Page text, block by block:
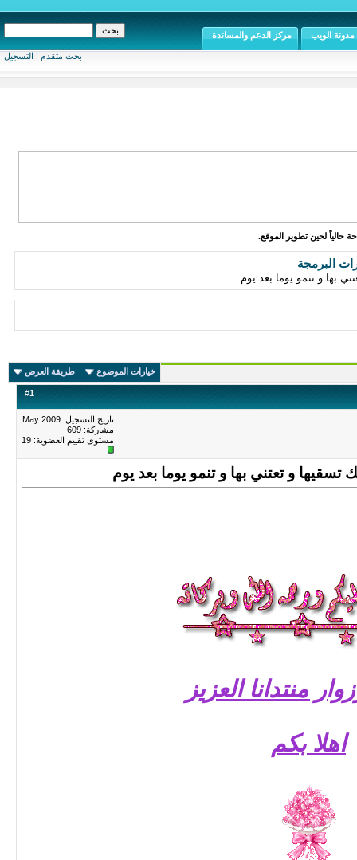
بحث متقدم | التسجيل
مدونة الويب مركز الدعم والمساندة
حالياً لحين تطوير الموقع.
البرمجة
بها و تنمو يوما بعد يوم
خيارات الموضوع طريقة العرض
#1
تاريخ التسجيل: May 2009
مشاركة: 609
مستوى تقييم العضوية: 19
و تعتني بها و تنمو يوما بعد يوم
منتدانا العزيز
اهلا بكم